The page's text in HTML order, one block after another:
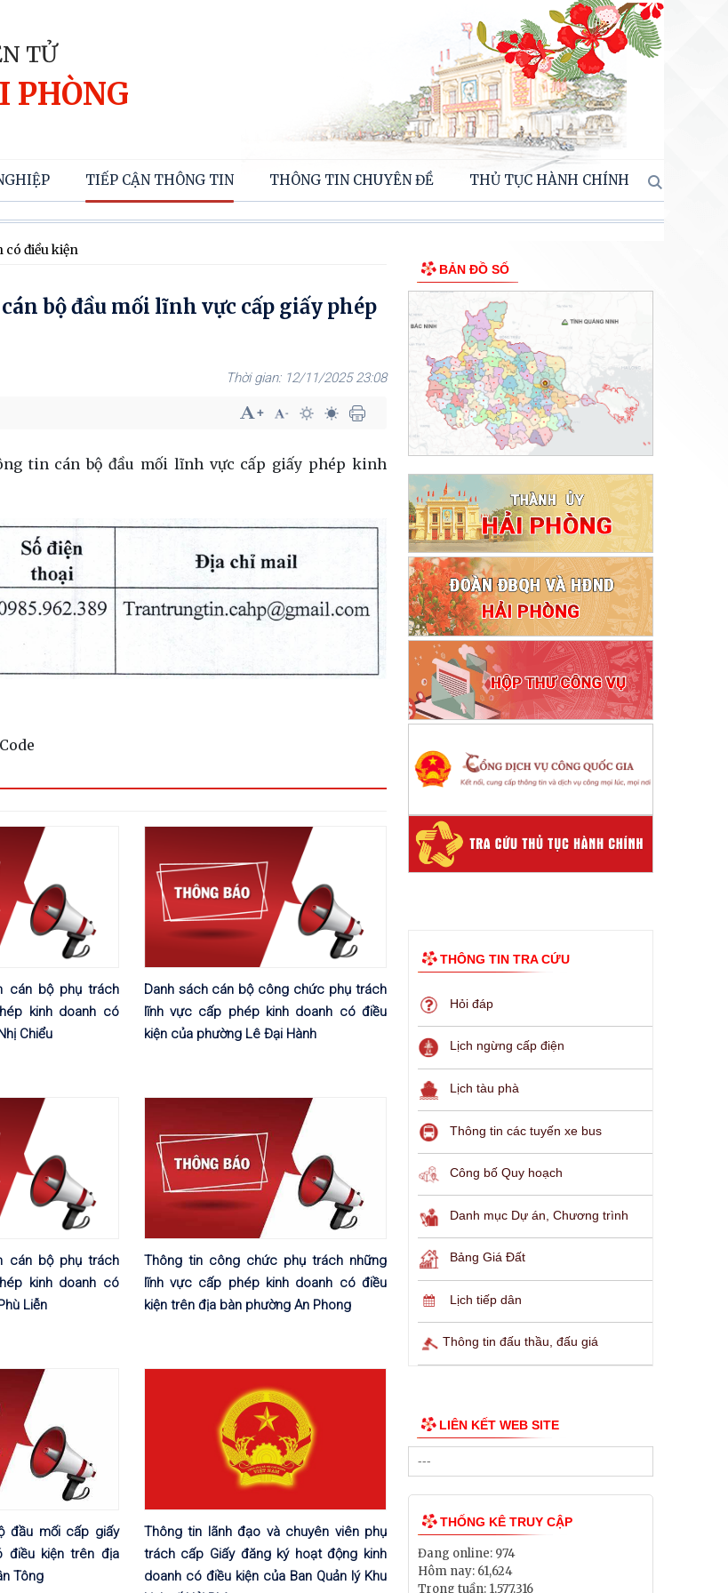
TỬ
PHÒNG
TIẾP CẬN THÔNG TIN THÔNG TIN CHUYÊN ĐỀ THỦ TỤC HÀNH CHÍNH
có điều kiện
bộ đầu mối lĩnh vực cấp giấy phép
12/11/2025 23:08
tin cán bộ đầu mối lĩnh vực cấp giấy phép kinh
cán bộ phụ trách
kinh doanh có
Chiểu
Danh sách cán bộ công chức phụ trách
lĩnh vực cấp phép kinh doanh có điều
kiện của phường Lê Đại Hành
cán bộ phụ trách
kinh doanh có
Liễn
Thông tin công chức phụ trách những
lĩnh vực cấp phép kinh doanh có điều
kiện trên địa bàn phường An Phong
đầu mối cấp giấy
điều kiện trên địa
Tông
Thông tin lãnh đạo và chuyên viên phụ
trách cấp Giấy đăng ký hoạt động kinh
doanh có điều kiện của Ban Quản lý Khu
BẢN ĐỒ SỐ
THÔNG TIN TRA CỨU
Hỏi đáp
Lịch ngừng cấp điện
Lịch tàu phà
Thông tin các tuyến xe bus
Công bố Quy hoạch
Danh mục Dự án, Chương trình
Bảng Giá Đất
Lịch tiếp dân
Thông tin đấu thầu, đấu giá
LIÊN KẾT WEB SITE
THỐNG KÊ TRUY CẬP
Đang online: 974
Hôm nay: 61,624
Trong tuần: 1,577,316